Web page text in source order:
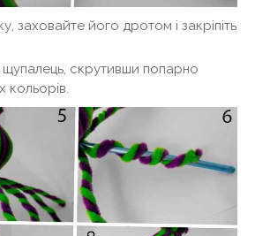
заховайте його дротом і закріпіть
скрутивши попарно
кольорів.